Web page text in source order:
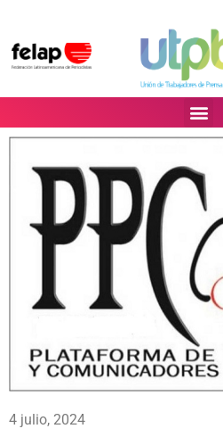
4 julio, 2024